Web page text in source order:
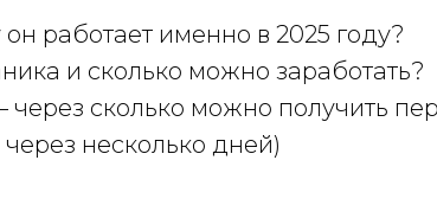
работает именно в 2025 году?
и сколько можно заработать?
сколько можно получить
несколько дней)